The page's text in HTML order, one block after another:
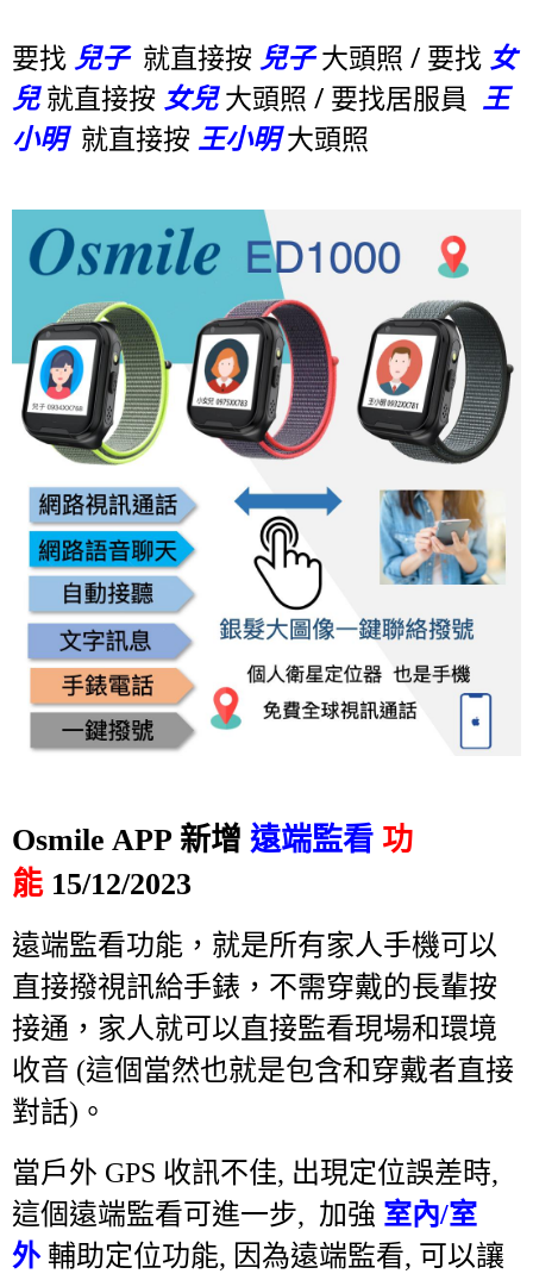
要找兒子 就直接按兒子大頭照 / 要找 女
兒 就直接按 女兒大頭照 / 要找居服員 王
小明 就直接按 王小明大頭照
Osmile APP 新增 遠端監看 功
能 15/12/2023
遠端監看功能，就是所有家人手機可以
直接撥視訊給手錶，不需穿戴的長輩按
接通， 家人就可以直接監看現場和環境
收音 (這個當然也就是包含和穿戴者直接
對話) 。
當戶外 GPS 收訊不佳, 出現定位誤差時,
這個遠端監看可進一步, 加強 室內/室
外輔助定位功能, 因為遠端監看, 可以讓